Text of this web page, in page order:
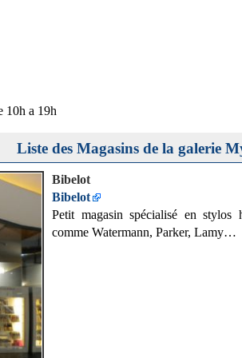
10h a 19h
Liste des Magasins de la galerie
Bibelot
Bibelot
Petit magasin spécialisé en stylos
comme Watermann, Parker, Lamy…